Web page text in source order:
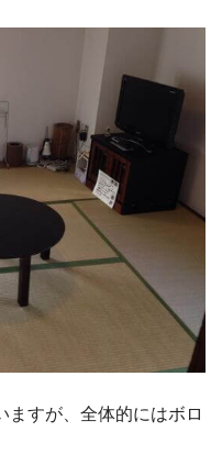
ますが、全体的にはボロ